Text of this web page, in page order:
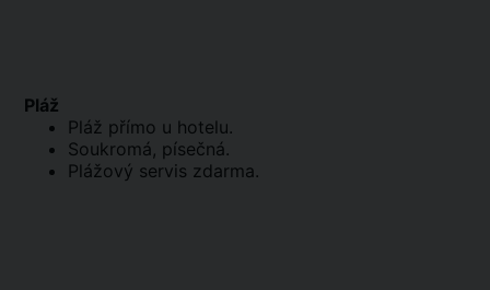
Pláž
Pláž přímo u hotelu.
Soukromá, písečná.
Plážový servis zdarma.